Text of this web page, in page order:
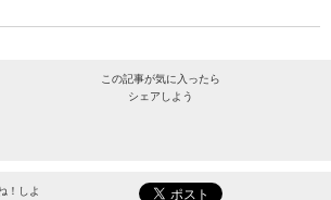
この記事が気に入ったら
シェアしよう
最新情報をお届けします。
！しよ